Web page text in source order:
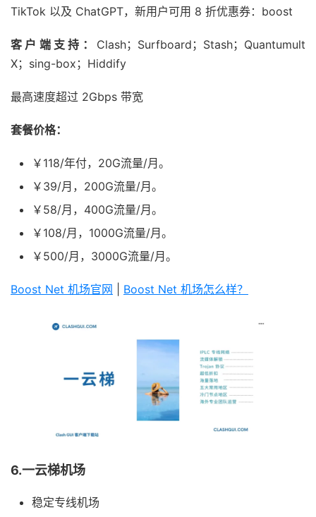
TikTok 以及 ChatGPT，新用户可用 8 折优惠券：boost
客户端支持： Clash；Surfboard；Stash；Quantumult
X；sing-box；Hiddify
最高速度超过 2Gbps 带宽
套餐价格：
￥118/年付，20G流量/月。
￥39/月，200G流量/月。
￥58/月，400G流量/月。
￥108/月，1000G流量/月。
￥500/月，3000G流量/月。
Boost Net 机场官网 Boost Net 机场怎么样？
6.一云梯机场
稳定专线机场